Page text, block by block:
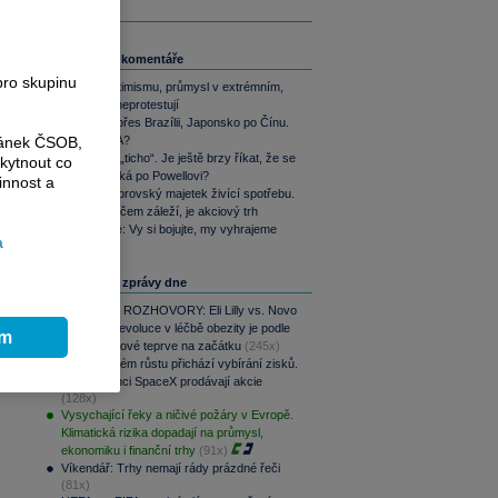
Související komentáře
Akcie v optimismu, průmysl v extrémním,
dluhopisy neprotestují
Od SSSR přes Brazílii, Japonsko po Čínu.
Nebo i USA?
Warshovo „ticho“. Je ještě brzy říkat, že se
trhům stýská po Powellovi?
Yardeni: Obrovský majetek živící spotřebu.
Jediné, na čem záleží, je akciový trh
Perly týdne: Vy si bojujte, my vyhrajeme
Nejčtenější zprávy dne
PODCAST ROZHOVORY: Eli Lilly vs. Novo
Nordisk. Revoluce v léčbě obezity je podle
MUDr. Kunové teprve na začátku (245x)
Po raketovém růstu přichází vybírání zisků.
Zaměstnanci SpaceX prodávají akcie
(128x)
Vysychající řeky a ničivé požáry v Evropě.
Klimatická rizika dopadají na průmysl,
ekonomiku i finanční trhy (91x)
Víkendář: Trhy nemají rády prázdné řeči
(81x)
skupinu
ČSOB,
co
a